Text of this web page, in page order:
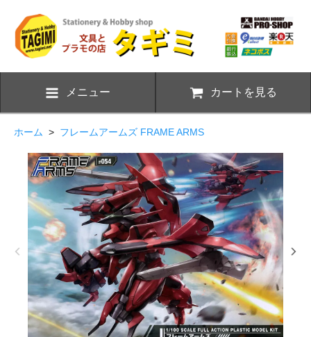
メニュー カートを見る
ホーム > フレームアームズ FRAME ARMS